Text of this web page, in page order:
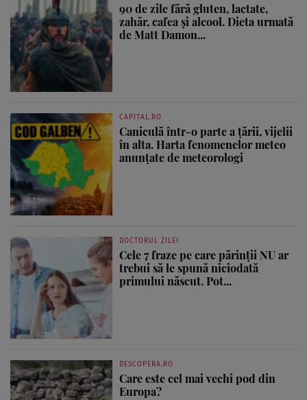
90 de zile fără gluten, lactate,
zahăr, cafea și alcool. Dieta urmată
de Matt Damon...
CAPITAL.RO
Caniculă într-o parte a țării, vijelii
în alta. Harta fenomenelor meteo
anunțate de meteorologi
DOCTORUL ZILEI
Cele 7 fraze pe care părinții NU ar
trebui să le spună niciodată
primului născut. Pot...
DESCOPERA.RO
Care este cel mai vechi pod din
Europa?